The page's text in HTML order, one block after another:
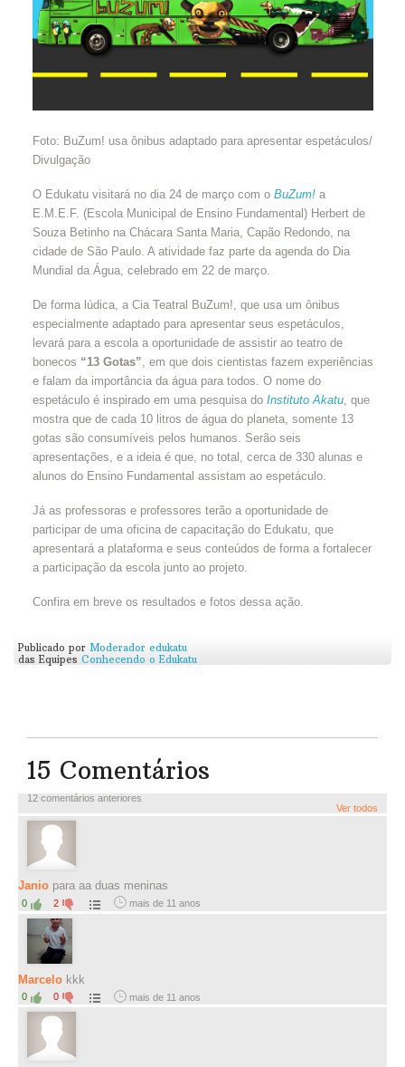
Foto: BuZum! usa ônibus adaptado para apresentar espetáculos/
Divulgação
O Edukatu visitará no dia 24 de março com o BuZum!a
E.M.E.F. (Escola Municipal de Ensino Fundamental) Herbert de
Souza Betinho na Chácara Santa Maria, Capão Redondo, na
cidade de São Paulo. A atividade faz parte da agenda do Dia
Mundial da Água, celebrado em 22 de março.
De forma lúdica, a Cia Teatral BuZum!, que usa um ônibus
especialmente adaptado para apresentar seus espetáculos,
levará para a escola a oportunidade de assistir ao teatro de
bonecos “13 Gotas”, em que dois cientistas fazem experiências
e falam da importância da água para todos. O nome do
espetáculo é inspirado em uma pesquisa do Instituto Akatu, que
mostra que de cada 10 litros de água do planeta, somente 13
gotas são consumíveis pelos humanos. Serão seis
apresentações, e a ideia é que, no total, cerca de 330 alunas e
alunos do Ensino Fundamental assistam ao espetáculo.
Já as professoras e professores terão a oportunidade de
participar de uma oficina de capacitação do Edukatu, que
apresentará a plataforma e seus conteúdos de forma a fortalecer
a participação da escola junto ao projeto.
Confira em breve os resultados e fotos dessa ação.
Publicado por Moderador edukatu
das Equipes Conhecendo o Edukatu
15 Comentários
12 comentários anteriores
Ver todos
Janio para aa duas meninas
0 2 mais de 11 anos
Marcelo kkk
0 0 mais de 11 anos